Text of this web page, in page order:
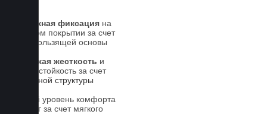
Надежная фиксация на
штатном покрытии за счет
антискользящей основы
Высокая жесткость и
износостойкость за счет
5-слойной структуры
Новый уровень комфорта
для ног за счет мягкого